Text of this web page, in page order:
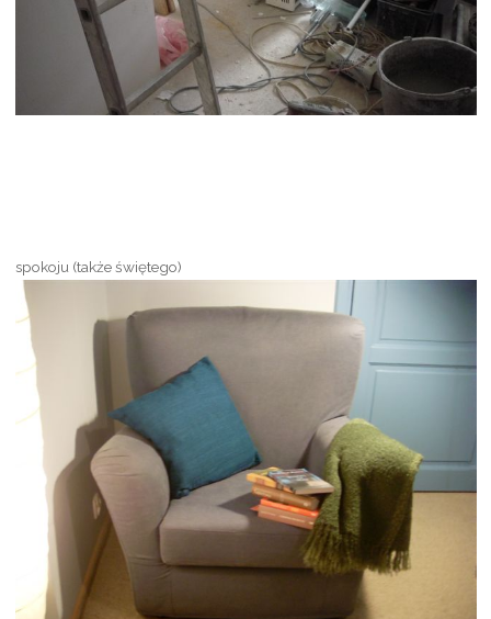
spokoju (także świętego)